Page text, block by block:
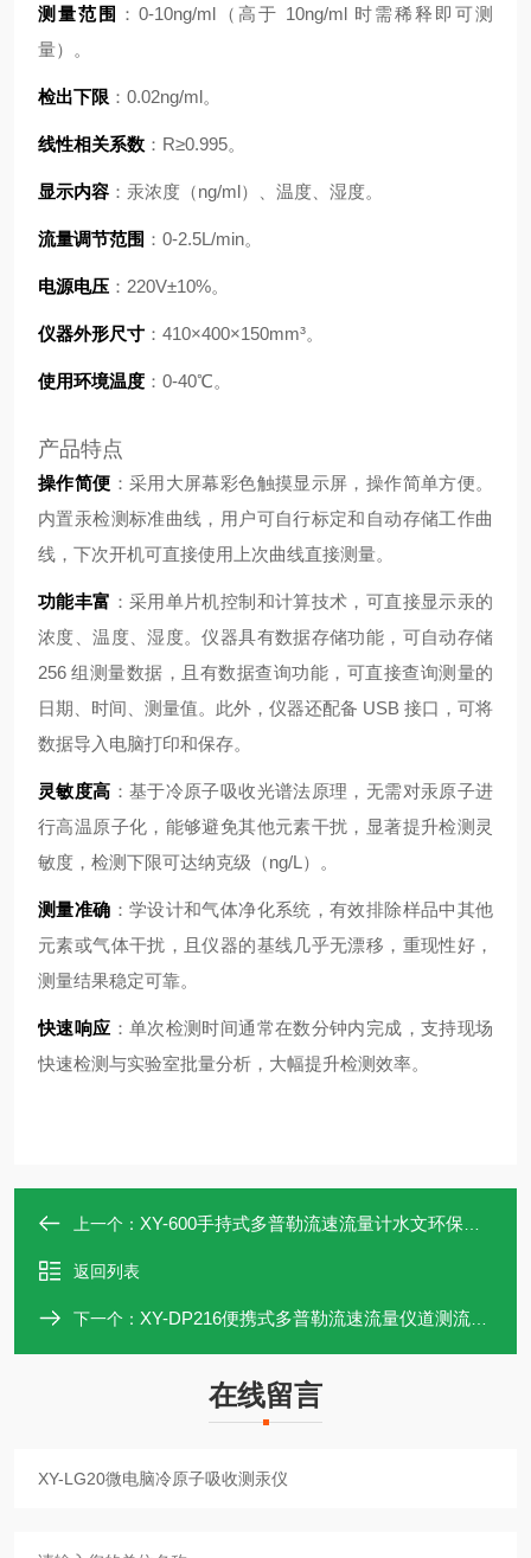
测量范围 ：0-10ng/ml（高于 10ng/ml 时需稀释即可测
量）。
检出下限 ：0.02ng/ml。
线性相关系数 ：R≥0.995。
显示内容 ：汞浓度（ng/ml）、温度、湿度。
流量调节范围 ：0-2.5L/min。
电源电压 ：220V±10%。
仪器外形尺寸 ：410×400×150mm³。
使用环境温度 ：0-40℃。
产品特点
操作简便 ：采用大屏幕彩色触摸显示屏，操作简单方便。
内置汞检测标准曲线，用户可自行标定和自动存储工作曲
线，下次开机可直接使用上次曲线直接测量。
功能丰富 ：采用单片机控制和计算技术，可直接显示汞的
浓度、温度、湿度。仪器具有数据存储功能，可自动存储
256 组测量数据，且有数据查询功能，可直接查询测量的
日期、时间、测量值。此外，仪器还配备 USB 接口，可将
数据导入电脑打印和保存。
灵敏度高 ：基于冷原子吸收光谱法原理，无需对汞原子进
行高温原子化，能够避免其他元素干扰，显著提升检测灵
敏度，检测下限可达纳克级（ng/L）。
测量准确 ：学设计和气体净化系统，有效排除样品中其他
元素或气体干扰，且仪器的基线几乎无漂移，重现性好，
测量结果稳定可靠。
快速响应 ：单次检测时间通常在数分钟内完成，支持现场
快速检测与实验室批量分析，大幅提升检测效率。
上一个： XY-600手持式多普勒流速流量计水文环保设备
返回列表
下一个： XY-DP216便携式多普勒流速流量仪道测流设备
在线留言